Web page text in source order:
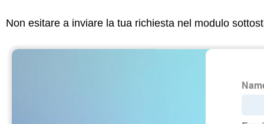
Non esitare a inviare la tua richiesta nel modulo